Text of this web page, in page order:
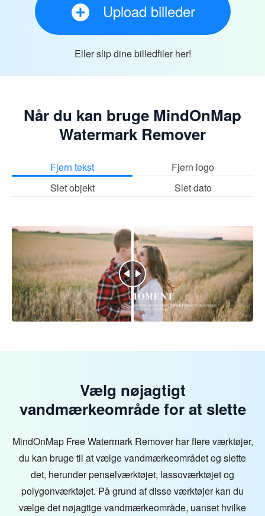
Upload billeder
Eller slip dine billedfiler her!
Når du kan bruge MindOnMap
Watermark Remover
Fjern tekst
Fjern logo
Slet objekt
Slet dato
Vælg nøjagtigt
vandmærkeområde for at slette
MindOnMap Free Watermark Remover har flere værktøjer,
du kan bruge til at vælge vandmærkeområdet og slette
det, herunder penselværktøjet, lassoværktøjet og
polygonværktøjet. På grund af disse værktøjer kan du
vælge det nøjagtige vandmærkeområde, uanset hvilke